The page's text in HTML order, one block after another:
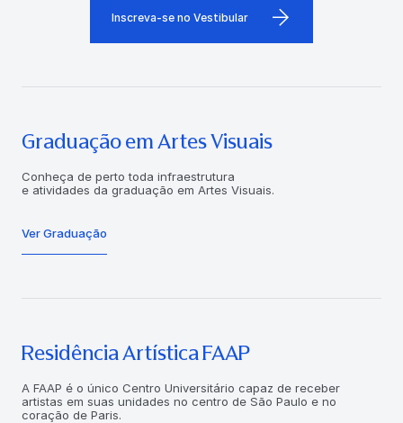
Inscreva-se no Vestibular
Graduação em Artes Visuais
Conheça de perto toda infraestrutura
e atividades da graduação em Artes Visuais.
Ver Graduação
Residência Artística FAAP
A FAAP é o único Centro Universitário capaz de receber
artistas em suas unidades no centro de São Paulo e no
coração de Paris.